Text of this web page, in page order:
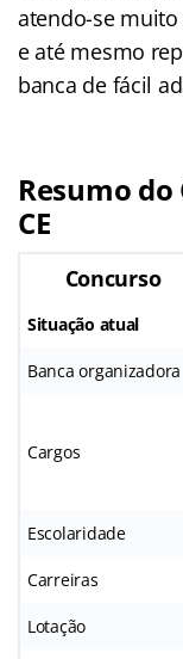
atendo-se
e até mesmo
banca de fácil
Resumo
CE
Concurso
Situação atual
Banca organizadora
Cargos
Escolaridade
Carreiras
Lotação